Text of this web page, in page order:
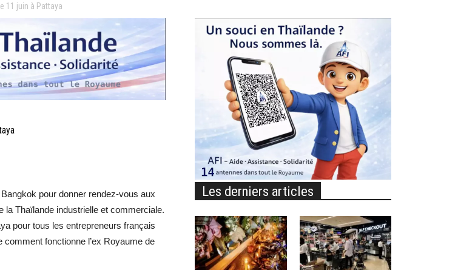
Thaïlande
11 juin à Pattaya
pour donner rendez-vous aux
la Thaïlande industrielle et commerciale.
pour tous les entrepreneurs français
fonctionne l’ex Royaume de
Les derniers articles